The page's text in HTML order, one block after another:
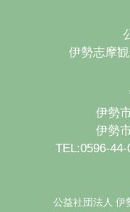
伊勢志摩
伊勢
伊勢
TEL:0596-
公益社団法人 伊